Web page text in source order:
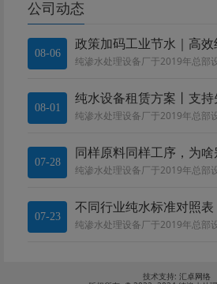
公司动态
08-06
08-01
07-28
07-23
技术支持: 汇卓网络